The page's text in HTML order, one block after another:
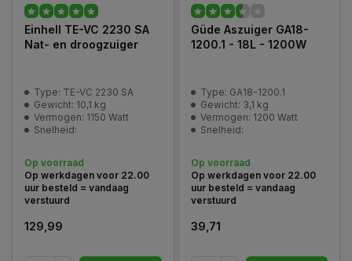
Einhell TE-VC 2230 SA
Nat- en droogzuiger
Type: TE-VC 2230 SA
Gewicht: 10,1 kg
Vermogen: 1150 Watt
Snelheid:
Op voorraad
Op werkdagen voor 22.00
uur besteld = vandaag
verstuurd
129,99
Güde Aszuiger GA18-
1200.1 - 18L - 1200W
Type: GA18-1200.1
Gewicht: 3,1 kg
Vermogen: 1200 Watt
Snelheid:
Op voorraad
Op werkdagen voor 22.00
uur besteld = vandaag
verstuurd
39,71